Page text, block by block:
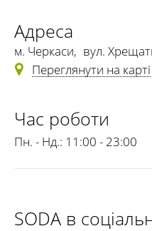
Адреса
м. Черкаси, вул.
Переглянути на карті
Час роботи
Пн. - Нд.: 11:00 - 23:00
SODA в